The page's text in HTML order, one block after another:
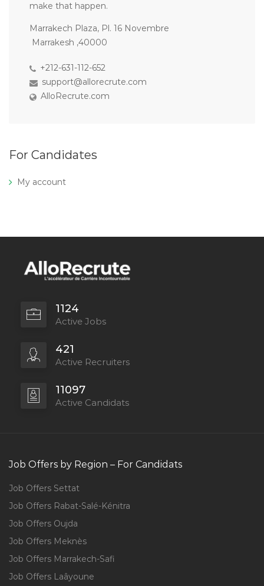
make that happen.
Marrakech Plaza, Pl. 16 Novembre
Marrakesh ,40000
+212-631-112-652
support@allorecrute.com
AlloRecrute.com
For Candidates
My account
1124
Active Jobs
421
Active Recruiters
11097
Active Candidats
Job Offers by Region – For Candidats
Job Offers Settat
Job Offers Rabat-Salé-Kénitra
Job Offers Oujda
Job Offers Meknès
Job Offers Marrakech-Safi
Job Offers Laâyoune